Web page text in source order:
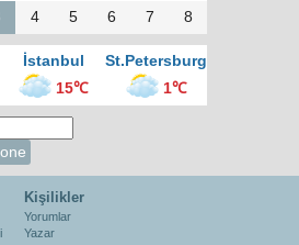
4 5 6 7 8
İstanbul
St.Petersburg
15℃ 1℃
Kişilikler
Yorumlar
Yazar